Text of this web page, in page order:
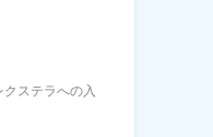
クステラへの入